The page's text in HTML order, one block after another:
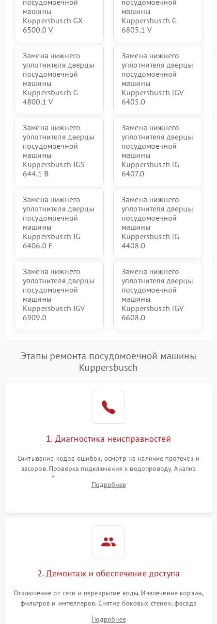
посудомоечной
машины
Kuppersbusch GX
6500.0 V
посудомоечной
машины
Kuppersbusch G
6805.1 V
Замена нижнего
уплотнителя дверцы
посудомоечной
машины
Kuppersbusch G
4800.1 V
Замена нижнего
уплотнителя дверцы
посудомоечной
машины
Kuppersbusch IGV
6405.0
Замена нижнего
уплотнителя дверцы
посудомоечной
машины
Kuppersbusch IGS
644.1 B
Замена нижнего
уплотнителя дверцы
посудомоечной
машины
Kuppersbusch IG
6407.0
Замена нижнего
уплотнителя дверцы
посудомоечной
машины
Kuppersbusch IG
6406.0 E
Замена нижнего
уплотнителя дверцы
посудомоечной
машины
Kuppersbusch IG
4408.0
Замена нижнего
уплотнителя дверцы
посудомоечной
машины
Kuppersbusch IGV
6909.0
Замена нижнего
уплотнителя дверцы
посудомоечной
машины
Kuppersbusch IGV
6608.0
Этапы ремонта посудомоечной машины
Kuppersbusch
1. Диагностика неисправностей
Считывание кодов ошибок, осмотр на наличие протечек и
засоров. Проверка подключения к водопроводу. Анализ
жалоб на отсутствие слива, нагрева, вращения
разбрызгивателей или срабатывание системы защиты
Подробнее
2. Демонтаж и обеспечение доступа
Отключение от сети и перекрытие воды. Извлечение корзин,
фильтров и импеллеров. Снятие боковых стенок, фасада
Подробнее